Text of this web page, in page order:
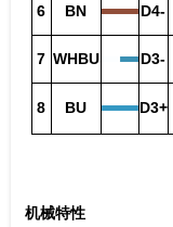
6 BN D4-
7 WHBU D3-
8 BU D3+
机械特性